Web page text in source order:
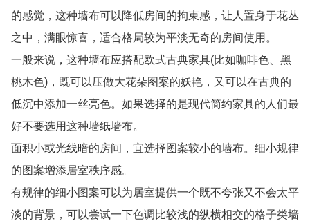
的感觉，这种墙布可以降低房间的拘束感，让人置身于花丛
之中，满眼惊喜，适合格局较为平淡无奇的房间使用。
一般来说，这种墙布应搭配欧式古典家具(比如咖啡色、黑
桃木色)，既可以压做大花朵图案的妖艳，又可以在古典的
低沉中添加一丝亮色。如果选择的是现代简约家具的人们最
好不要选用这种墙纸墙布。
面积小或光线暗的房间，宜选择图案较小的墙布。细小规律
的图案增添居室秩序感。
有规律的细小图案可以为居室提供一个既不夸张又不会太平
淡的背景，可以尝试一下色调比较浅的纵横相交的格子类墙